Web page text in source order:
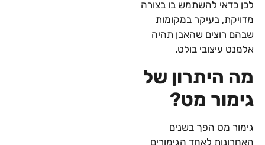
לכן כדאי להשתמש בו בצורה
מדויקת, בעיקר במקומות
שבהם רוצים שהאבן תהיה
אלמנט עיצובי בולט.
מה היתרון של
גימור מט?
גימור מט הפך בשנים
האחרונות לאחד הגימורים